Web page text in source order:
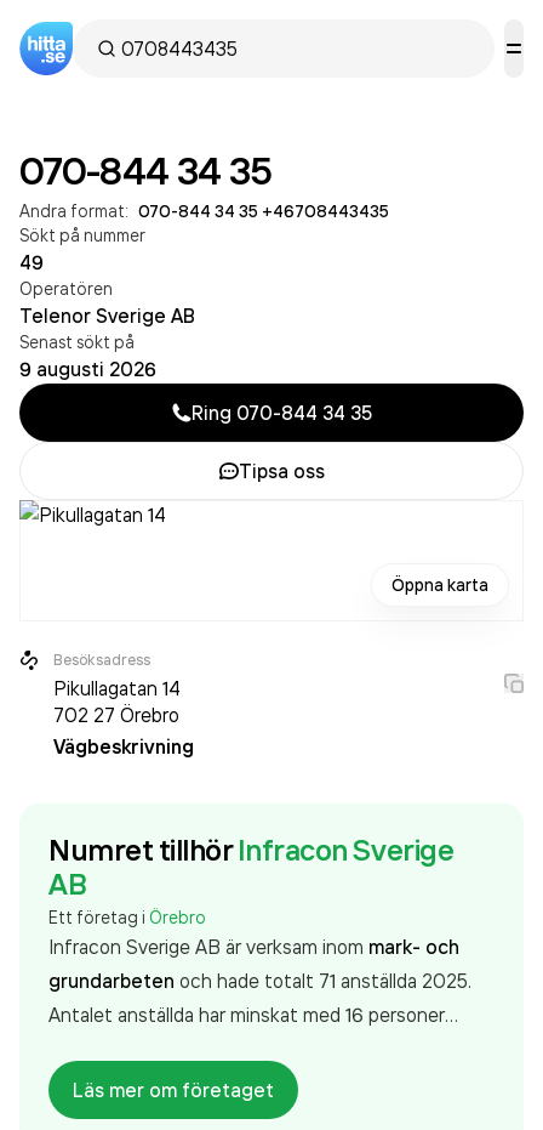
070-844 34 35
Andra format: 070-844 34 35 +46708443435
Sökt på nummer
49
Operatören
Telenor Sverige AB
Senast sökt på
9 augusti 2026
Ring 070-844 34 35
Tipsa oss
Öppna karta
Besöksadress
Pikullagatan 14
702 27 Örebro
Vägbeskrivning
Numret tillhör Infracon Sverige
AB
Ett företag i Örebro
Infracon Sverige AB är verksam inom mark- och
grundarbeten och hade totalt 71 anställda 2025.
Antalet anställda har minskat med 16 personer
företaget. Bolaget är ett aktiebolag som varit aktivt
sedan 2015. Infracon Sverige AB
Läs mer om företaget